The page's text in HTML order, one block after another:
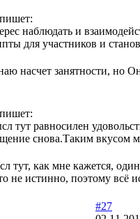
наблюдать и
для участников и
насчет занятности, но
тут равносилен
снова.Таким вкусом
тут, как мне кажется,
не истинно, поэтому всё
#27